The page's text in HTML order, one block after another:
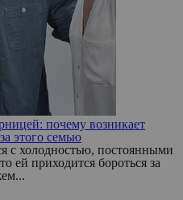
почему возникает
этого семью
с холодностью, постоянными
ей приходится бороться за